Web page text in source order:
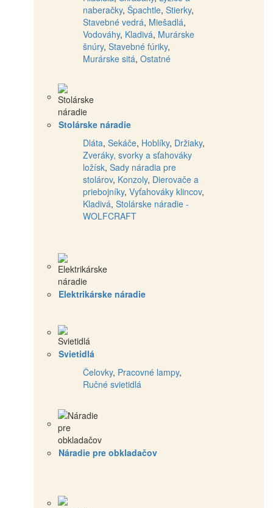
naberačky, Špachtle, Stierky,
Stavebné vedrá, Miešadlá,
Vodováhy, Kladivá, Murárske
šnúry, Stavebné fúriky,
Murárske sitá, Ostatné
Stolárske náradie
Dláta, Sekáče, Hoblíky, Držiaky,
Zveráky, svorky a sťahováky
ložísk, Sady náradia pre
stolárov, Konzoly, Dierovače a
priebojníky, Vyťahováky klincov,
Kladivá, Stolárske náradie -
WOLFCRAFT
Elektrikárske náradie
Svietidlá
Čelovky, Pracovné lampy,
Ručné svietidlá
Náradie pre obkladačov